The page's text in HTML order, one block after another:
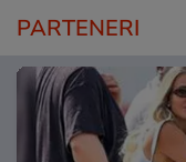
PARTENERI